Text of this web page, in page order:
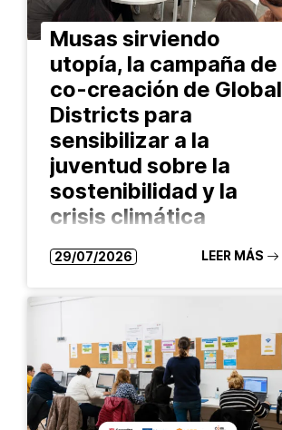
Musas sirviendo
utopía, la campaña de
co-creación de Global
Districts para
sensibilizar a la
juventud sobre la
sostenibilidad y la
crisis climática
Durante casi dos meses, un grupo
han estado co-creando una
marco del proyecto europeo Global
Districts para abordar temáticas…
29/07/2026 LEER MÁS